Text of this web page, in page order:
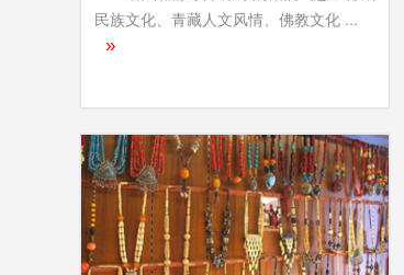
民族文化、青藏人文风情、佛教文化 ...
»